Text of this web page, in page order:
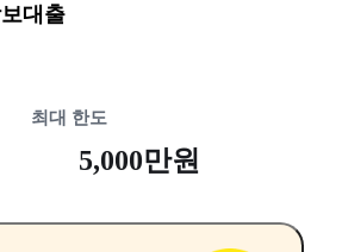
대출
최대 한도
5,000만원